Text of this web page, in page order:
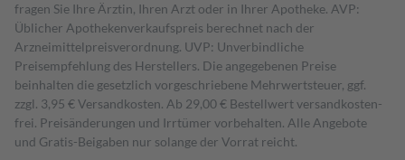
fragen Sie Ihre Ärztin, Ihren Arzt oder in Ihrer Apotheke. AVP:
Üblicher Apothekenverkaufspreis berechnet nach der
Arzneimittelpreisverordnung. UVP: Unverbindliche
Preisempfehlung des Herstellers. Die angegebenen Preise
beinhalten die gesetzlich vorgeschriebene Mehrwertsteuer, ggf.
zzgl. 3,95 € Versandkosten. Ab 29,00 € Bestell­wert versand­kosten­
frei. Preisänderungen und Irrtümer vorbehalten. Alle Angebote
und Gratis-Beigaben nur solange der Vorrat reicht.